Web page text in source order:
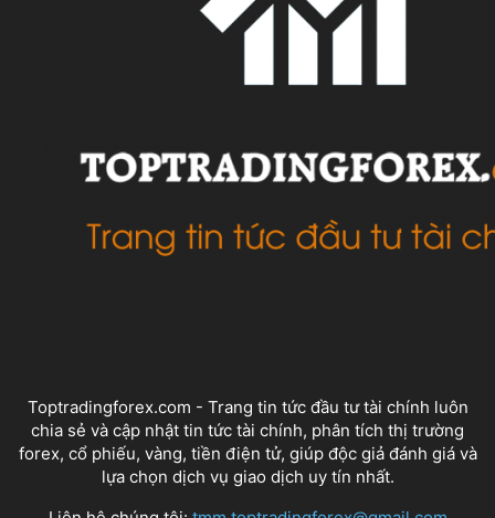
Toptradingforex.com - Trang tin tức đầu tư tài chính luôn
chia sẻ và cập nhật tin tức tài chính, phân tích thị trường
forex, cổ phiếu, vàng, tiền điện tử, giúp độc giả đánh giá và
lựa chọn dịch vụ giao dịch uy tín nhất.